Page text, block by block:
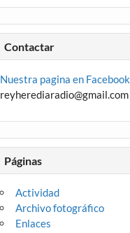
Contactar
Nuestra pagina en Facebook
reyherediaradio@gmail.com
Páginas
Actividad
Archivo fotográfico
Enlaces